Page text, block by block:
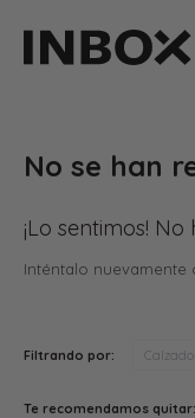
No se han
¡Lo sentimos!
Inténtalo nuevamente
Filtrando por: Calzado
Te recomendamos quitar: